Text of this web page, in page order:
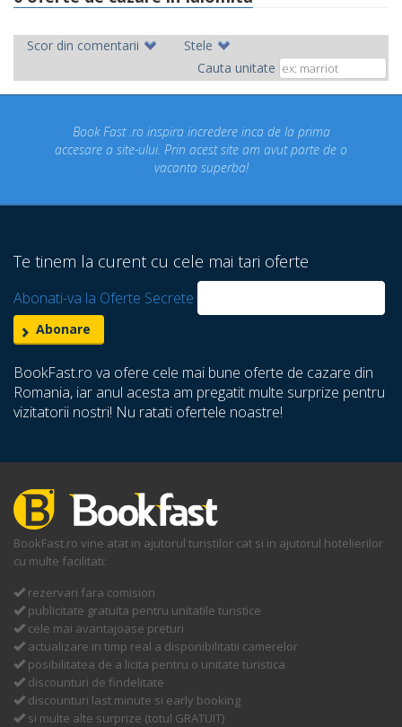
Scor din comentarii
Stele
Cauta unitate
Book Fast .ro inspira incredere inca de la prima
a site-ului. Prin acest site am avut parte de o
vacanta superba!
Te tinem la curent cu cele mai tari oferte
Abonati-va la Oferte Secrete
BookFast.ro va ofere cele mai bune oferte de cazare din
Romania, iar anul acesta am pregatit multe surprize pentru
vizitatorii nostri! Nu ratati ofertele noastre!
BookFast.ro vine atat in ajutorul turistilor cat si in ajutorul hotelierilor
cu multe facilitati:
rezervari fara comision
publicitate gratuita pentru unitatile turistice
cele mai avantajoase preturi
actualizare in timp real a disponibilitatii camerelor
posibilitatea de a licita pentru o unitate turistica
discounturi de findelitate
discounturi last minute si early booking
si multe alte surprize (totul GRATUIT)